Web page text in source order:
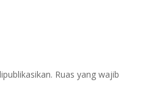
Ruas yang wajib